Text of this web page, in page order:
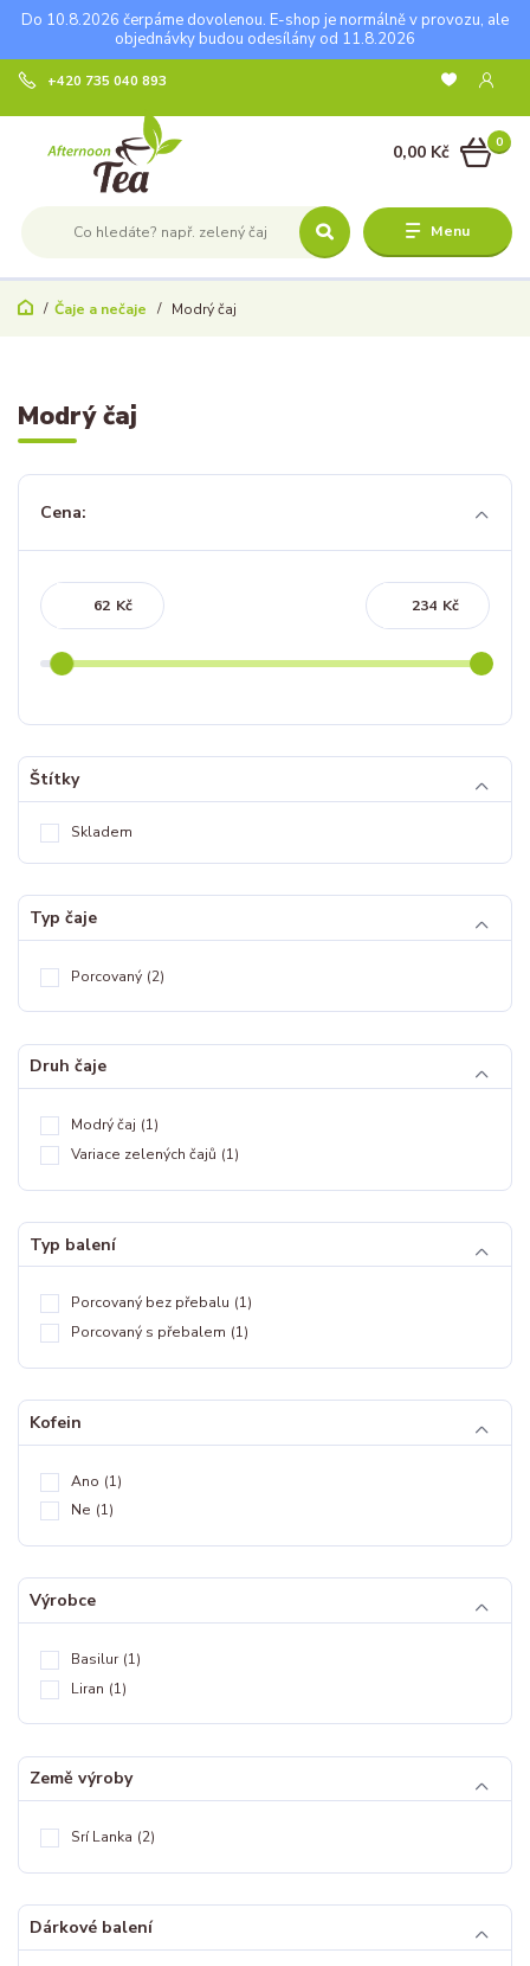
Do 10.8.2026 čerpáme dovolenou. E-shop je normálně v provozu, ale
objednávky budou odesílány od 11.8.2026
Menu
+420 735 040 893
0
0,00 Kč
Čaje a nečaje Modrý čaj
Modrý čaj
Cena:
Kč Kč
Štítky
Skladem
Typ čaje
Porcovaný (2)
Druh čaje
Modrý čaj (1)
Variace zelených čajů (1)
Typ balení
Porcovaný bez přebalu (1)
Porcovaný s přebalem (1)
Kofein
Ano (1)
Ne (1)
Výrobce
Basilur (1)
Liran (1)
Země výroby
Srí Lanka (2)
Dárkové balení